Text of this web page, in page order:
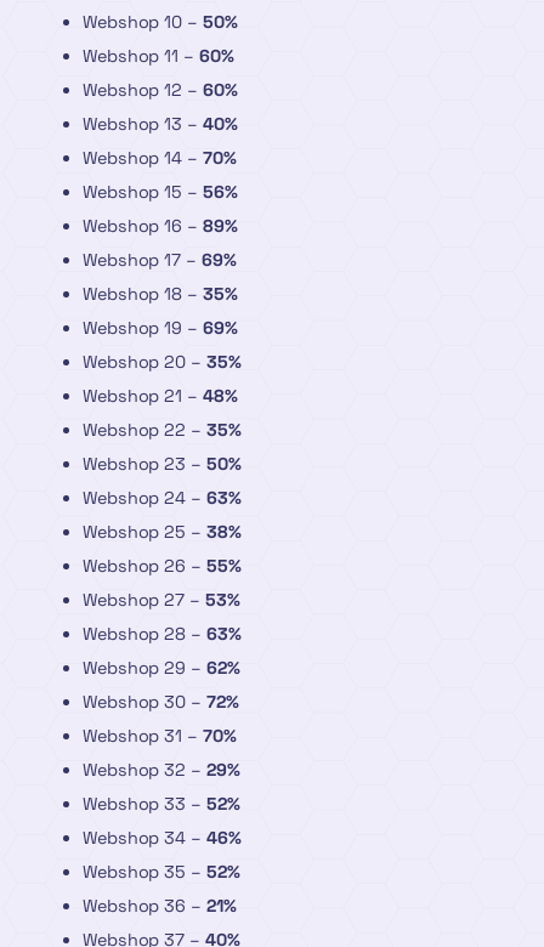
Webshop 10 – 50%
Webshop 11 – 60%
Webshop 12 – 60%
Webshop 13 – 40%
Webshop 14 – 70%
Webshop 15 – 56%
Webshop 16 – 89%
Webshop 17 – 69%
Webshop 18 – 35%
Webshop 19 – 69%
Webshop 20 – 35%
Webshop 21 – 48%
Webshop 22 – 35%
Webshop 23 – 50%
Webshop 24 – 63%
Webshop 25 – 38%
Webshop 26 – 55%
Webshop 27 – 53%
Webshop 28 – 63%
Webshop 29 – 62%
Webshop 30 – 72%
Webshop 31 – 70%
Webshop 32 – 29%
Webshop 33 – 52%
Webshop 34 – 46%
Webshop 35 – 52%
Webshop 36 – 21%
Webshop 37 – 40%